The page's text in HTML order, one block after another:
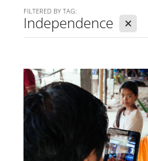
COMPASS RETREATS
D-POD CAST
D-DAY
FILTERED BY TAG:
Independence X